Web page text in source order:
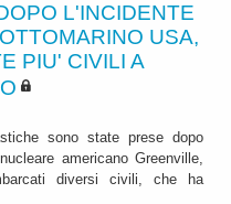
L'INCIDENTE
USA,
PIU' CIVILI A
sono state prese dopo
americano Greenville,
diversi civili, che ha